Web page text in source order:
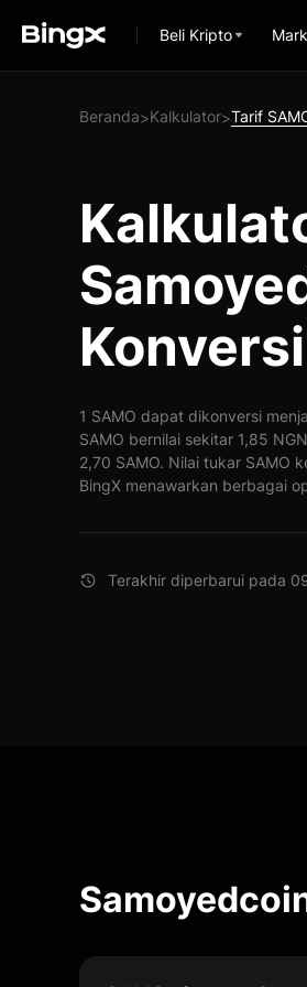
Beli Kripto
Beranda>Kalkulator>Tarif
1 SAMO dapat dikonversi
SAMO bernilai sekitar 1,85
2,70 SAMO. Nilai tukar SAMO
BingX menawarkan berbagai
Terakhir diperbarui pada